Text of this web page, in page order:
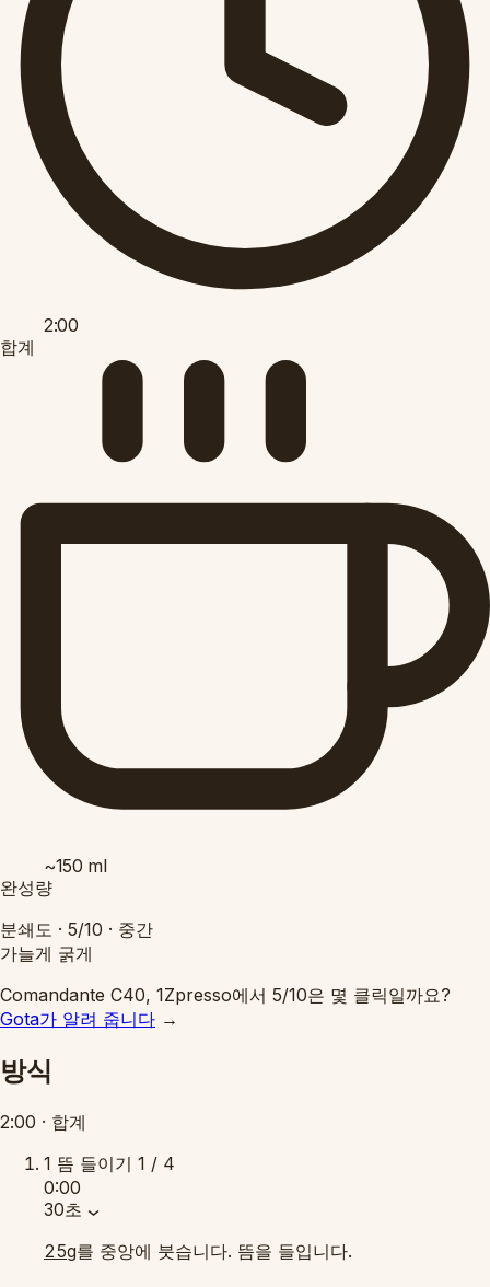
2:00
합계
~150 ml
완성량
분쇄도 · 5/10 · 중간
가늘게 굵게
Comandante C40, 1Zpresso에서 5/10은 몇 클릭일까요?
Gota가 알려 줍니다 →
방식
2:00 · 합계
1 뜸 들이기 1 / 4
0:00
30초
25g를 중앙에 붓습니다. 뜸을 들입니다.